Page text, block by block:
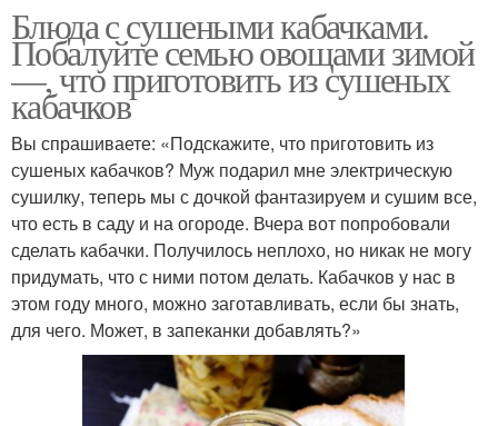
Блюда с сушеными кабачками.
Побалуйте семью овощами зимой
—, что приготовить из сушеных
кабачков
Вы спрашиваете: «Подскажите, что приготовить из
сушеных кабачков? Муж подарил мне электрическую
сушилку, теперь мы с дочкой фантазируем и сушим все,
что есть в саду и на огороде. Вчера вот попробовали
сделать кабачки. Получилось неплохо, но никак не могу
придумать, что с ними потом делать. Кабачков у нас в
этом году много, можно заготавливать, если бы знать,
для чего. Может, в запеканки добавлять?»